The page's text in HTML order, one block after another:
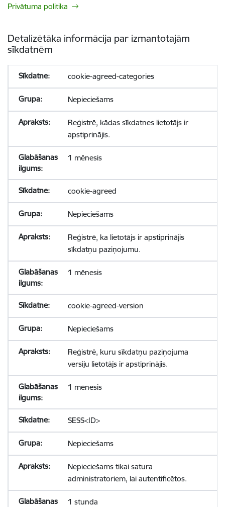
Privātuma politika
Detalizētāka informācija par izmantotajām
sīkdatnēm
cookie-agreed-categories
Nepieciešams
Reģistrē, kādas sīkdatnes lietotājs ir
apstiprinājis.
1 mēnesis
cookie-agreed
Nepieciešams
Reģistrē, ka lietotājs ir apstiprinājis
sīkdatņu paziņojumu.
1 mēnesis
cookie-agreed-version
Nepieciešams
Reģistrē, kuru sīkdatņu paziņojuma
versiju lietotājs ir apstiprinājis.
1 mēnesis
SESS<ID>
Nepieciešams
Nepieciešams tikai satura
administratoriem, lai autentificētos.
1 stunda